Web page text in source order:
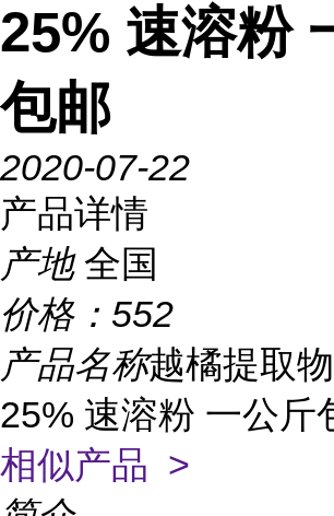
25% 速溶粉
包邮
2020-07-22
产品详情
产地 全国
价格： 552
产品名称越橘提取
25% 速溶粉 一公斤
相似产品 >